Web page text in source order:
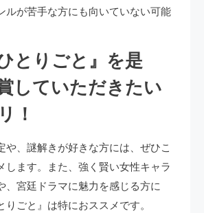
ルが苦手な方にも向いていない可能
とりごと』を是
していただきたい
！
や、謎解きが好きな方には、ぜひこ
します。また、強く賢い女性キャラ
、宮廷ドラマに魅力を感じる方に
りごと』は特におススメです。